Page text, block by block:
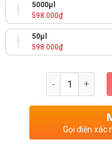
5000μl
598.000₫
50μl
598.000₫
Số lượng
Gọi điện xác